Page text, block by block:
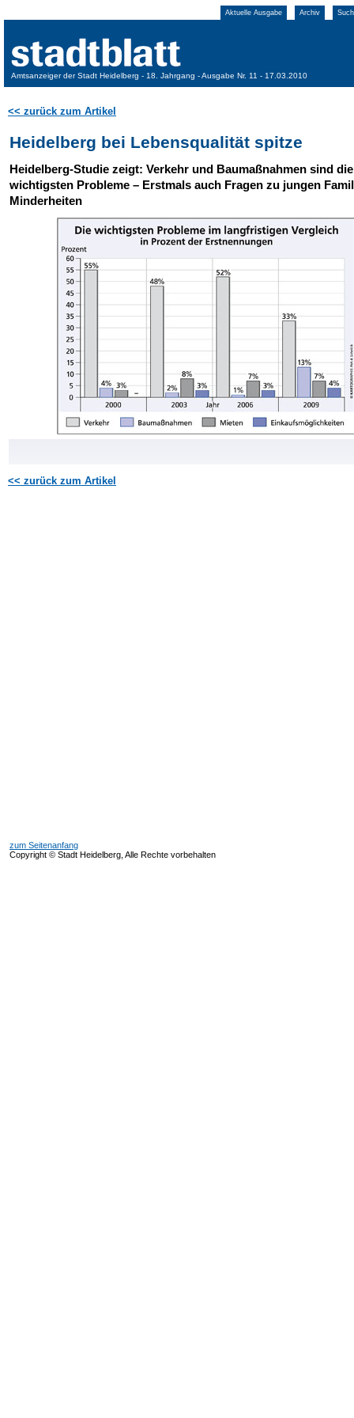
Aktuelle Ausgabe Archiv
Amtsanzeiger der Stadt Heidelberg - 18. Jahrgang - Ausgabe Nr. 11 - 17.03.2010
<< zurück zum Artikel
Heidelberg bei Lebensqualität spitze
Heidelberg-Studie zeigt: Verkehr und Baumaßnahmen sind die
wichtigsten Probleme – Erstmals auch Fragen zu jungen
Minderheiten
<< zurück zum Artikel
zum Seitenanfang
Copyright © Stadt Heidelberg, Alle Rechte vorbehalten